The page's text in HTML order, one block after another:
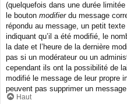
(quelquefois dans une durée
le bouton modifierdu message
répondu au message, un petit
indiquant qu’il a été modifié, le
la date et l’heure de la dernière
pas si un modérateur ou un
cependant ils ont la possibilité de
modifié le message de leur propre
peuvent pas supprimer un
Haut